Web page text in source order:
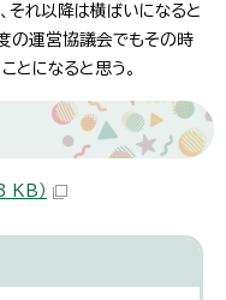
それ以降は横ばいになると
の運営協議会でもその時
とになると思う。
KB）